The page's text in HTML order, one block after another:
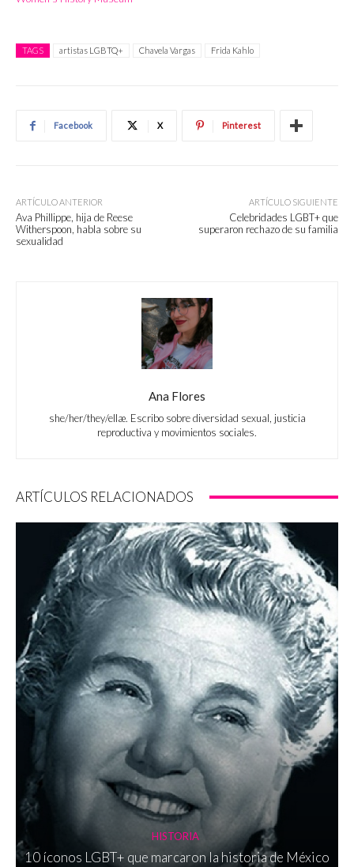
TAGS artistas LGBTQ+ Chavela Vargas Frida Kahlo
Facebook X Pinterest
ARTÍCULO ANTERIOR
Ava Phillippe, hija de Reese
Witherspoon, habla sobre su
sexualidad
ARTÍCULO SIGUIENTE
Celebridades LGBT+ que
superaron rechazo de su familia
Ana Flores
she/her/they/ellæ. Escribo sobre diversidad sexual, justicia
reproductiva y movimientos sociales.
ARTÍCULOS RELACIONADOS
HISTORIA
10 íconos LGBT+ que marcaron la historia de México